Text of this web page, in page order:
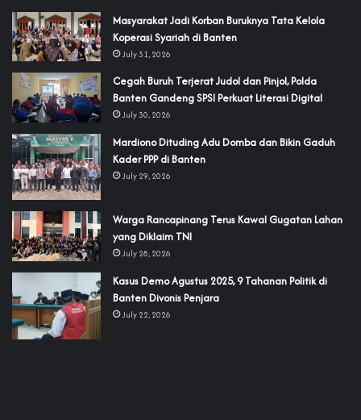
‎Masyarakat Jadi Korban Buruknya Tata Kelola
Koperasi Syariah di Banten
July 31, 2026
Cegah Buruh Terjerat Judol dan Pinjol, Polda
Banten Gandeng SPSI Perkuat Literasi Digital
July 30, 2026
‎Mardiono Dituding Adu Domba dan Bikin Gaduh
Kader PPP di Banten
July 29, 2026
‎Warga Rancapinang Terus Kawal Gugatan Lahan
yang Diklaim TNI‎‎
July 28, 2026
‎Kasus Demo Agustus 2025, 9 Tahanan Politik di
Banten Divonis Penjara
July 22, 2026